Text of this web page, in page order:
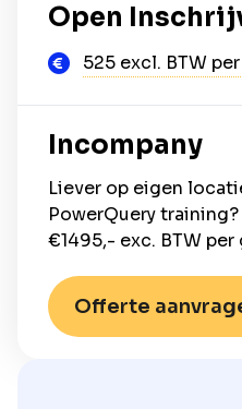
Open
525 excl. BTW
Incompany
Liever op eigen
PowerQuery
€1495,- exc. BTW per
Offerte